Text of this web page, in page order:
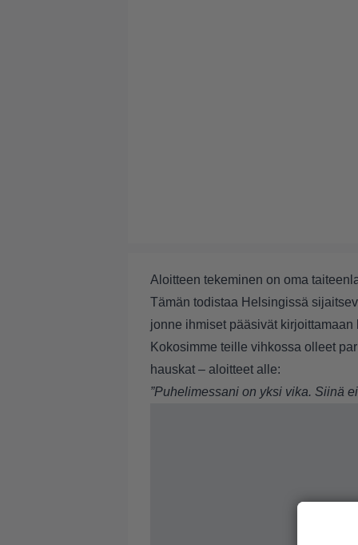
Aloitteen tekeminen on oma
Tämän todistaa Helsingissä
jonne ihmiset pääsivät
Kokosimme teille vihkossa olleet
hauskat – aloitteet alle:
”Puhelimessani on yksi vika. Siinä